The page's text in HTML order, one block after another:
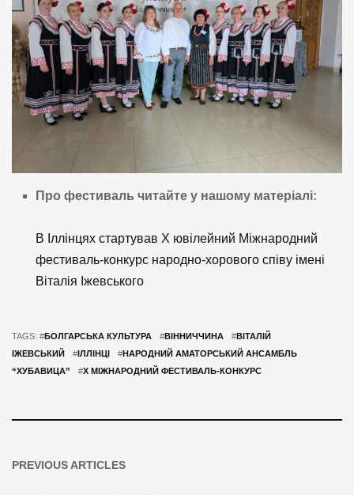
Про фестиваль читайте у нашому матеріалі:
В Іллінцях стартував Х ювілейний Міжнародний
фестиваль-конкурс народно-хорового співу імені
Віталія Іжевського
TAGS: #БОЛГАРСЬКА КУЛЬТУРА #ВІННИЧЧИНА #ВІТАЛІЙ
ІЖЕВСЬКИЙ
#ІЛЛІНЦІ #НАРОДНИЙ АМАТОРСЬКИЙ АНСАМБЛЬ
“ХУБАВИЦА”
#Х МІЖНАРОДНИЙ ФЕСТИВАЛЬ-КОНКУРС
PREVIOUS ARTICLES